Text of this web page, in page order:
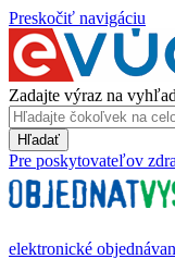
Preskočiť navigáciu
Zadajte výraz na
Hľadať
Pre poskytovateľov
elektronické